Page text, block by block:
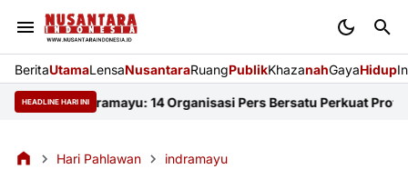
BeritaUtamaLensaNusantaraRuangPublikKhazanahGayaHidup
HEADLINE HARI INI
FKJI Indramayu: 14 Organisasi Pers Bersatu Perkuat
Hari Pahlawan indramayu